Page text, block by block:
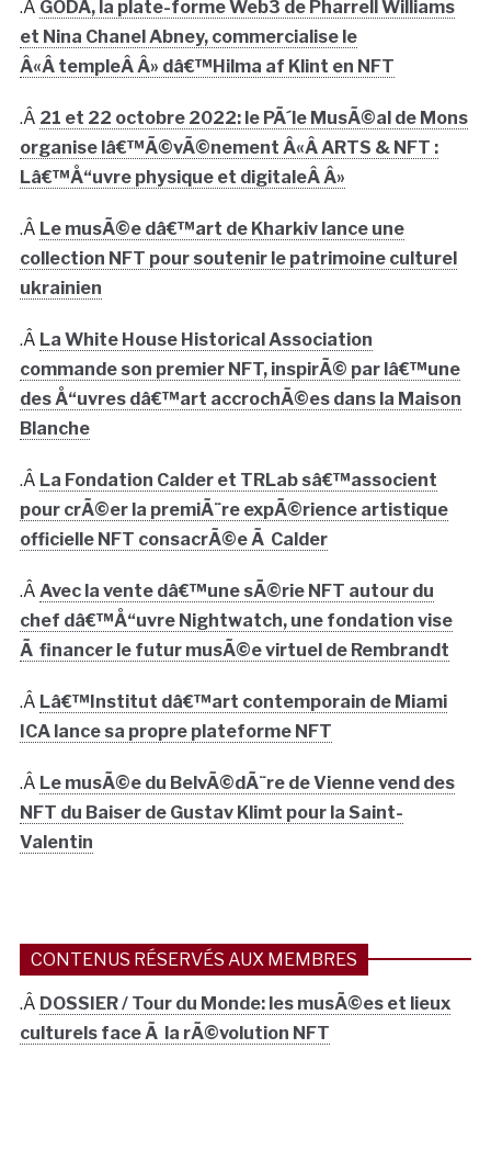
.Â GODA, la plate-forme Web3 de Pharrell Williams
et Nina Chanel Abney, commercialise le
Â«Â templeÂ Â» dâ€™Hilma af Klint en NFT
.Â 21 et 22 octobre 2022: le PÃ´le MusÃ©al de Mons
organise lâ€™Ã©vÃ©nement Â«Â ARTS & NFT :
Lâ€™Å“uvre physique et digitaleÂ Â»
.Â Le musÃ©e dâ€™art de Kharkiv lance une
collection NFT pour soutenir le patrimoine culturel
ukrainien
.Â La White House Historical Association
commande son premier NFT, inspirÃ© par lâ€™une
des Å“uvres dâ€™art accrochÃ©es dans la Maison
Blanche
.Â La Fondation Calder et TRLab sâ€™associent
pour crÃ©er la premiÃ¨re expÃ©rience artistique
officielle NFT consacrÃ©e Ã Calder
.Â Avec la vente dâ€™une sÃ©rie NFT autour du
chef dâ€™Å“uvre Nightwatch, une fondation vise
Ã financer le futur musÃ©e virtuel de Rembrandt
.Â Lâ€™Institut dâ€™art contemporain de Miami
ICA lance sa propre plateforme NFT
.Â Le musÃ©e du BelvÃ©dÃ¨re de Vienne vend des
NFT du Baiser de Gustav Klimt pour la Saint-
Valentin
CONTENUS RÉSERVÉS AUX MEMBRES
.Â DOSSIER / Tour du Monde: les musÃ©es et lieux
culturels face Ã la rÃ©volution NFT